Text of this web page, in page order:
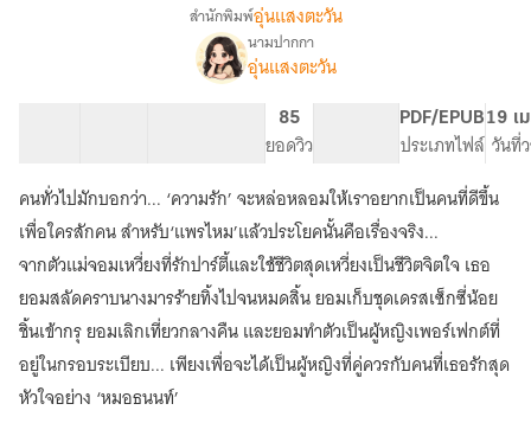
เรื่อง
แกล้ง
ร้าย
ให้
หมอ
รัก
สำนักพิมพ์อุ่นแสงตะวัน
นามปากกา
อุ่นแสงตะวัน
85
ยอดวิว
PDF/EPUB
ประเภทไฟล์
19 เ
วันที่
คนทั่วไปมักบอกว่า... ‘ความรัก’ จะหล่อหลอมให้เราอยากเป็นคนที่ดีขึ้น
เพื่อใครสักคน สำหรับ‘แพรไหม’แล้วประโยคนั้นคือเรื่องจริง...
จากตัวแม่จอมเหวี่ยงที่รักปาร์ตี้และใช้ชีวิตสุดเหวี่ยงเป็นชีวิตจิตใจ เธอ
ยอมสลัดคราบนางมารร้ายทิ้งไปจนหมดสิ้น ยอมเก็บชุดเดรสเซ็กซี่น้อย
ชิ้นเข้ากรุ ยอมเลิกเที่ยวกลางคืน และยอมทำตัวเป็นผู้หญิงเพอร์เฟกต์ที่
อยู่ในกรอบระเบียบ... เพียงเพื่อจะได้เป็นผู้หญิงที่คู่ควรกับคนที่เธอรักสุด
หัวใจอย่าง ‘หมอธนนท์’